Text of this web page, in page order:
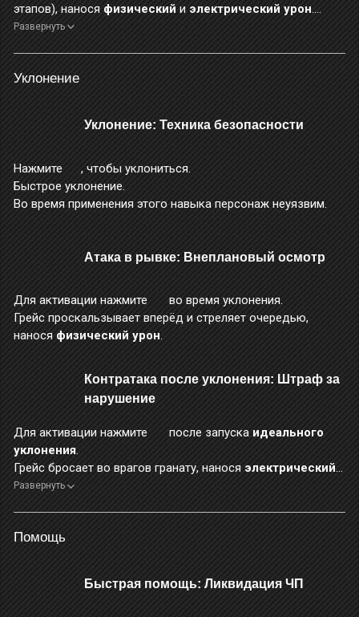
этапов), нанося физический и электрический урон
Выполняябазовую атаку
Если использовать этот приём после запуска 1-го/2-го
продолжить серию
базовой атаки
с 3-го/4-го этапа.
Когда Грейс выполняетбазовую атаку, её сериябазовых
атаками
уклонениями,атаками в рывке
контратаками после уклонения
Развернуть
Уклонение
Уклонение: Техника безопасности
Нажмите
, чтобы уклониться.
Быстрое уклонение.
Во время применения этого навыка персонаж неуязвим.
Атака в рывке: Внеплановый осмотр
Для активации нажмите
во время уклонения.
Грейс проскальзывает вперёд и стреляет очередью,
нанося физический урон.
Контратака после уклонения: Штраф за
нарушение
Для активации нажмите после запуска идеального
уклонения.
Грейс бросает во врагов гранату, нанося электрический
урон, затем сразу запускает 4-й этап
Развернуть
Помощь
Быстрая помощь: Ликвидация ЧП